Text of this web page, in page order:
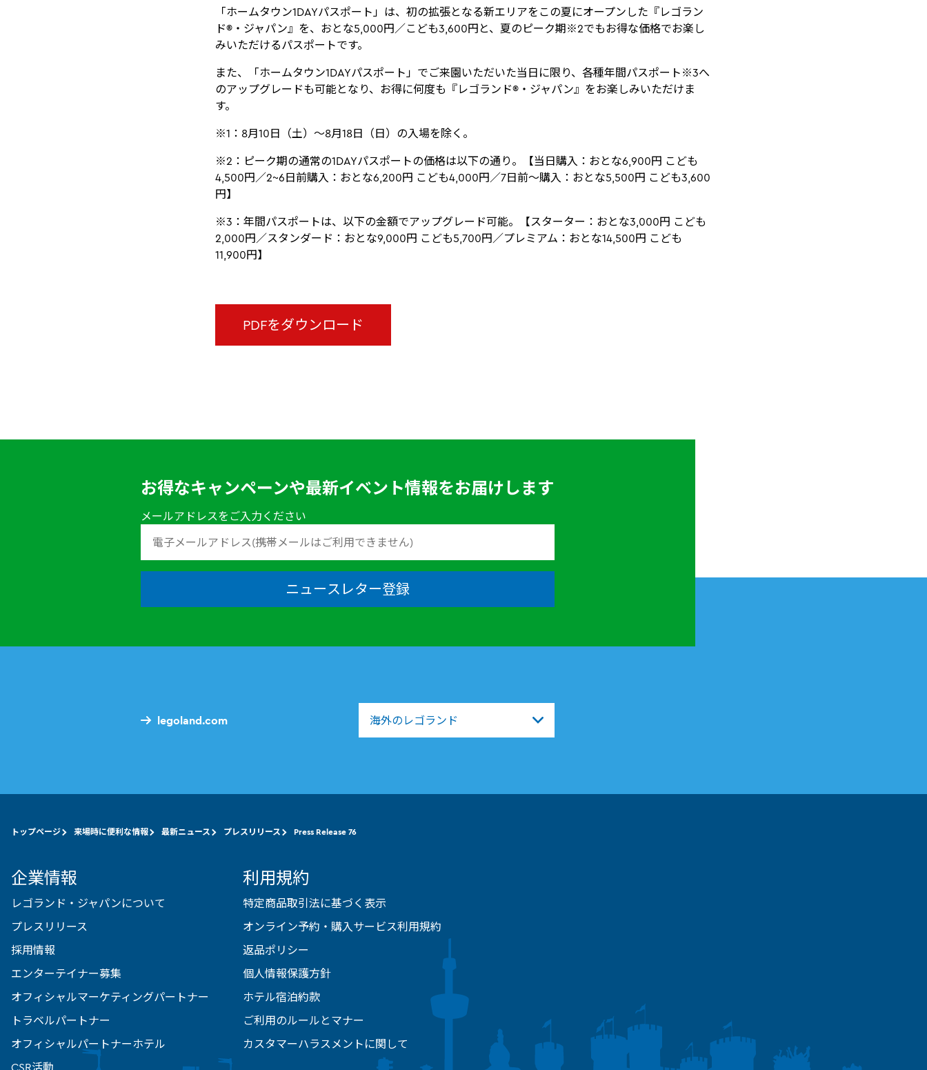
「ホームタウン1DAYパスポート」は、初の拡張となる新エリアをこの夏にオープンした『レゴラン
ド®・ジャパン』を、おとな5,000円／こども3,600円と、夏のピーク期※2でもお得な価格でお楽し
みいただけるパスポートです。
また、「ホームタウン1DAYパスポート」でご来園いただいた当日に限り、各種年間パスポート※3へ
のアップグレードも可能となり、お得に何度も『レゴランド®・ジャパン』をお楽しみいただけま
す。
※1：8月10日（土）～8月18日（日）の入場を除く。
※2：ピーク期の通常の1DAYパスポートの価格は以下の通り。【当日購入：おとな6,900円 こども
4,500円／2~6日前購入：おとな6,200円 こども4,000円／7日前～購入：おとな5,500円 こども3,600
円】
※3：年間パスポートは、以下の金額でアップグレード可能。【スターター：おとな3,000円 こども
2,000円／スタンダード：おとな9,000円 こども5,700円／プレミアム：おとな14,500円 こども
11,900円】
PDFをダウンロード
お得なキャンペーンや最新イベント情報をお届けします
メールアドレスをご入力ください
ニュースレター登録
legoland.com 海外のレゴランド
トップページ 来場時に便利な情報 最新ニュース プレスリリース Press Release 76
企業情報
レゴランド・ジャパンについて
プレスリリース
採用情報
エンターテイナー募集
オフィシャルマーケティングパートナー
トラベルパートナー
オフィシャルパートナーホテル
CSR活動
利用規約
特定商品取引法に基づく表示
オンライン予約・購入サービス利用規約
返品ポリシー
個人情報保護方針
ホテル宿泊約款
ご利用のルールとマナー
カスタマーハラスメントに関して